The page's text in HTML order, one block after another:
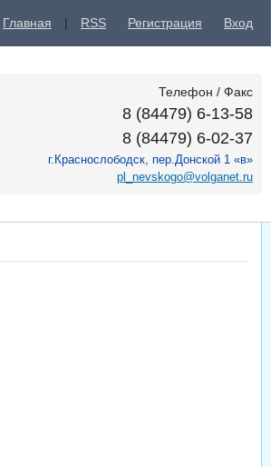
Главная | RSS Регистрация Вход
Телефон / Факс
8 (84479) 6-13-58
8 (84479) 6-02-37
г.Краснослободск, пер.Донской 1 «в»
pl_nevskogo@volganet.ru